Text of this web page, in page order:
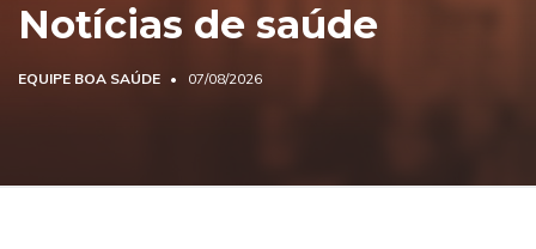
Notícias de saúde
EQUIPE BOA SAÚDE 07/08/2026